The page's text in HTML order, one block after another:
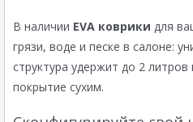
В наличии EVA коврики для
грязи, воде и песке в салоне:
структура удержит до 2
покрытие сухим.